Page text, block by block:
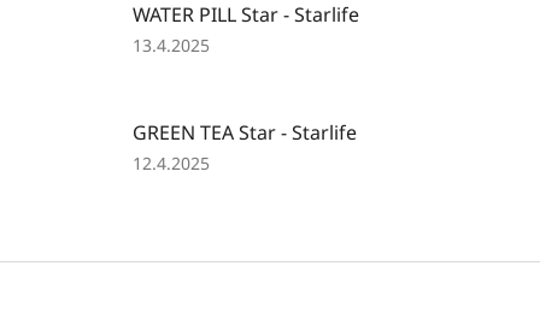
5
hvězdiček.
WATER PILL Star - Starlife
Hodnocení
z
5
13.4.2025
GREEN TEA Star - Starlife
Hodnocení
12.4.2025
Z